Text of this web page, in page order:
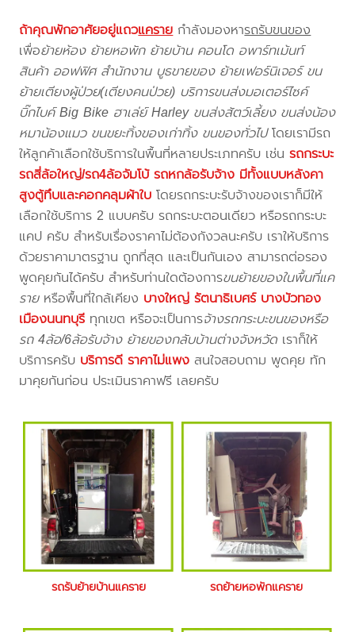
ถ้าคุณพักอาศัยอยู่แถวแครายกำลังมองหารถรับขนของ
เพื่อย้ายห้อง ย้ายหอพัก ย้ายบ้าน คอนโด อพาร์ทเม้นท์
สินค้า ออฟฟิศ สำนักงาน บูธขายของ ย้ายเฟอร์นิเจอร์ ขน
ย้ายเตียงผู้ป่วย(เตียงคนป่วย) บริการขนส่งมอเตอร์ไซค์
บิ๊กไบค์ Big Bike ฮาเล่ย์ Harley ขนส่งสัตว์เลี้ยง ขนส่งน้อง
หมาน้องแมว ขนขยะทิ้งของเก่าทิ้ง ขนของทั่วไปโดยเรามีรถ
ให้ลูกค้าเลือกใช้บริการในพื้นที่หลายประเภทครับ เช่นรถกระบะ
รถสี่ล้อใหญ่/รถ4ล้อจัมโบ้ รถหกล้อรับจ้าง มีทั้งแบบหลังคา
สูงตู้ทึบและคอกคลุมผ้าใบ โดยรถกระบะรับจ้างของเราก็มีให้
เลือกใช้บริการ 2 แบบครับ รถกระบะตอนเดียว หรือรถกระบะ
แคป ครับ สำหรับเรื่องราคาไม่ต้องกังวลนะครับ เราให้บริการ
ด้วยราคามาตรฐาน ถูกที่สุด และเป็นกันเอง สามารถต่อรอง
พูดคุยกันได้ครับ สำหรับท่านใดต้องการขนย้ายของในพื้นที่แค
รายหรือพื้นที่ใกล้เคียง บางใหญ่ รัตนาธิเบศร์ บางบัวทอง
เมืองนนทบุรี ทุกเขต หรือจะเป็นการจ้างรถกระบะขนของหรือ
รถ 4ล้อ/6ล้อรับจ้าง ย้ายของกลับบ้านต่างจังหวัด เราก็ให้
บริการครับ บริการดี ราคาไม่แพง สนใจสอบถาม พูดคุย ทัก
มาคุยกันก่อน ประเมินราคาฟรี เลยครับ
รถรับย้ายบ้านแคราย รถย้ายหอพักแคราย